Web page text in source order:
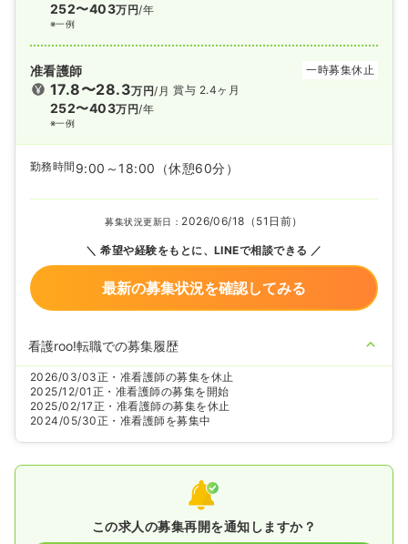
252〜403万円/年
※一例
准看護師 一時募集休止
17.8〜28.3万円/月
252〜403万円/年
※一例
賞与 2.4ヶ月
勤務時間 9:00～18:00 （休憩60分）
募集状況更新日： 2026/06/18（51日前）
希望や経験をもとに、LINEで相談できる
最新の募集状況を確認してみる
看護roo!転職での募集履歴
2026/03/03正・准看護師の募集を休止
2025/12/01 正・准看護師の募集を開始
2025/02/17正・准看護師の募集を休止
2024/05/30正・准看護師を募集中
この求人の募集再開を通知しますか？